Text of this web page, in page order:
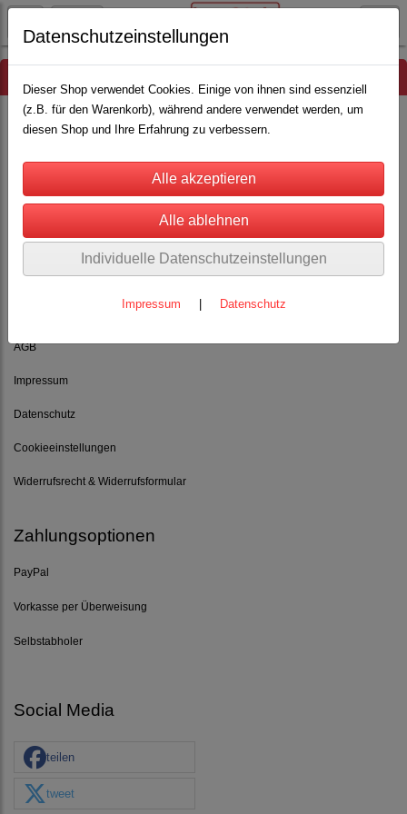
AGB
Impressum
Datenschutz
Cookieeinstellungen
Widerrufsrecht & Widerrufsformular
Zahlungsoptionen
PayPal
Vorkasse per Überweisung
Selbstabholer
Social Media
teilen
tweet
Datenschutzeinstellungen
Dieser Shop verwendet Cookies. Einige von ihnen sind essenziell
(z.B. für den Warenkorb), während andere verwendet werden, um
diesen Shop und Ihre Erfahrung zu verbessern.
Individuelle Datenschutzeinstellungen
Impressum Datenschutz